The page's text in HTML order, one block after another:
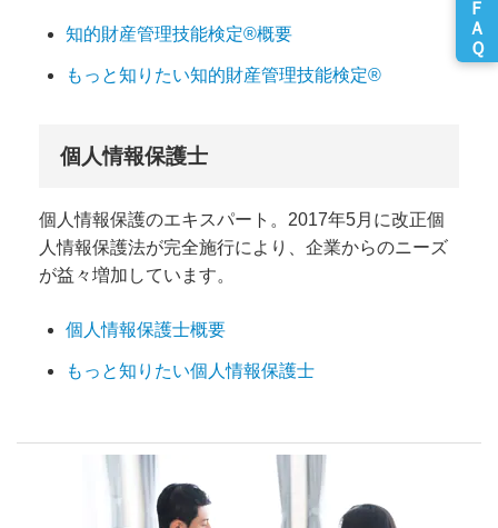
知的財産管理技能検定®概要
もっと知りたい知的財産管理技能検定®
個人情報保護士
個人情報保護のエキスパート。2017年5月に改正個
人情報保護法が完全施行により、企業からのニーズ
が益々増加しています。
個人情報保護士概要
もっと知りたい個人情報保護士